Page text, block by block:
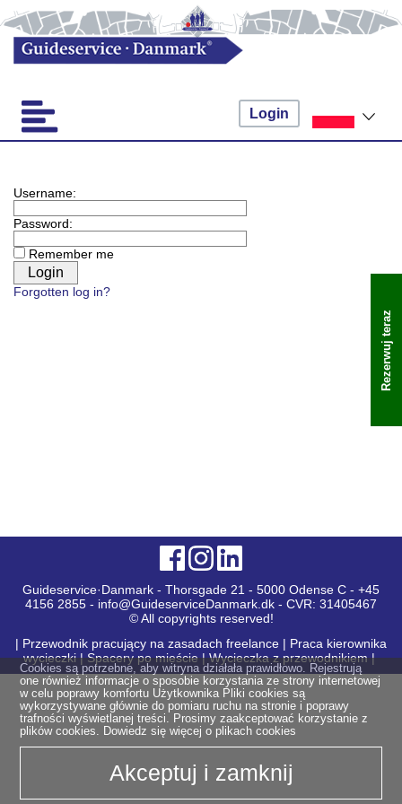
Login
Username:
Password:
Remember me
Forgotten log in?
Rezerwuj teraz
Guideservice·Danmark - Thorsgade 21 - 5000 Odense C - +45
4156 2855 - info@GuideserviceDanmark.dk - CVR: 31405467
© All copyrights reserved!
| Przewodnik pracujący na zasadach freelance | Praca kierownika
wycieczki|Spacery po mieście|Wycieczka z przewodnikiem|
Cookies są potrzebne, aby witryna działała prawidłowo. Rejestrują
one również informacje o sposobie korzystania ze strony internetowej
w celu poprawy komfortu Użytkownika Pliki cookies są
wykorzystywane głównie do pomiaru ruchu na stronie i poprawy
trafności wyświetlanej treści. Prosimy zaakceptować korzystanie z
plików cookies. Dowiedz się więcej o plikach cookies
Akceptuj i zamknij